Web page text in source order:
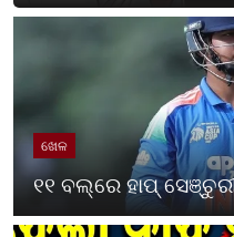
ଖେଳ
୧୧ ବଲ୍‌ରେ ହାପ୍